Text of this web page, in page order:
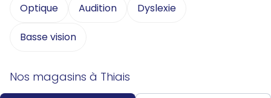
Optique Audition Dyslexie
Basse vision
Nos magasins à Thiais